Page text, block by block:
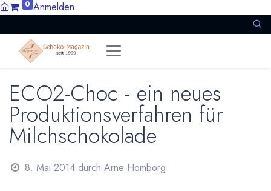
0 Anmelden
ECO2-Choc - ein neues
Produktionsverfahren für
Milchschokolade
8. Mai 2014 durch Arne Homborg